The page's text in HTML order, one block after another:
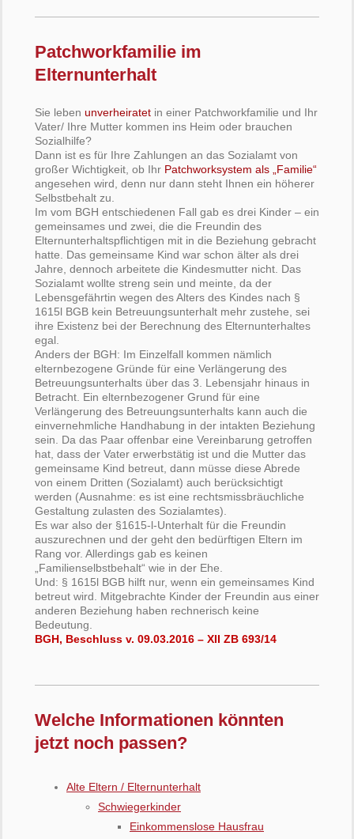
Patchworkfamilie im
Elternunterhalt
Sie leben unverheiratet in einer Patchworkfamilie und Ihr
Vater/ Ihre Mutter kommen ins Heim oder brauchen
Sozialhilfe?
Dann ist es für Ihre Zahlungen an das Sozialamt von
großer Wichtigkeit, ob Ihr Patchworksystem als „Familie“
angesehen wird, denn nur dann steht Ihnen ein höherer
Selbstbehalt zu.
Im vom BGH entschiedenen Fall gab es drei Kinder – ein
gemeinsames und zwei, die die Freundin des
Elternunterhaltspflichtigen mit in die Beziehung gebracht
hatte. Das gemeinsame Kind war schon älter als drei
Jahre, dennoch arbeitete die Kindesmutter nicht. Das
Sozialamt wollte streng sein und meinte, da der
Lebensgefährtin wegen des Alters des Kindes nach §
1615l BGB kein Betreuungsunterhalt mehr zustehe, sei
ihre Existenz bei der Berechnung des Elternunterhaltes
egal.
Anders der BGH: Im Einzelfall kommen nämlich
elternbezogene Gründe für eine Verlängerung des
Betreuungsunterhalts über das 3. Lebensjahr hinaus in
Betracht. Ein elternbezogener Grund für eine
Verlängerung des Betreuungsunterhalts kann auch die
einvernehmliche Handhabung in der intakten Beziehung
sein. Da das Paar offenbar eine Vereinbarung getroffen
hat, dass der Vater erwerbstätig ist und die Mutter das
gemeinsame Kind betreut, dann müsse diese Abrede
von einem Dritten (Sozialamt) auch berücksichtigt
werden (Ausnahme: es ist eine rechtsmissbräuchliche
Gestaltung zulasten des Sozialamtes).
Es war also der §1615-l-Unterhalt für die Freundin
auszurechnen und der geht den bedürftigen Eltern im
Rang vor. Allerdings gab es keinen
„Familienselbstbehalt“ wie in der Ehe.
Und: § 1615l BGB hilft nur, wenn ein gemeinsames Kind
betreut wird. Mitgebrachte Kinder der Freundin aus einer
anderen Beziehung haben rechnerisch keine
Bedeutung.
BGH, Beschluss v. 09.03.2016 – XII ZB 693/14
Welche Informationen könnten
jetzt noch passen?
Alte Eltern / Elternunterhalt
Schwiegerkinder
Einkommenslose Hausfrau